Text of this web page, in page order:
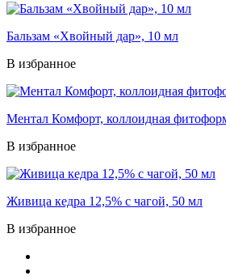
Бальзам «Хвойный дар», 10 мл
В избранное
Ментал Комфорт, коллоидная
В избранное
Живица кедра 12,5% с чагой, 50 мл
В избранное